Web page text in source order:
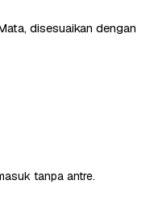
disesuaikan dengan
tanpa antre.